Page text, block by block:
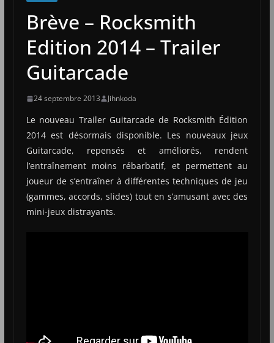
Brève – Rocksmith
Edition 2014 – Trailer
Guitarcade
24 septembre 2013 Jihnkoda
Le nouveau Trailer Guitarcade de Rocksmith Édition
2014 est désormais disponible. Les nouveaux jeux
Guitarcade, repensés et améliorés, rendent
l’entraînement moins rébarbatif, et permettent au
joueur de s’entraîner à différentes techniques de jeu
(gammes, accords, slides) tout en s’amusant avec des
mini-jeux distrayants.